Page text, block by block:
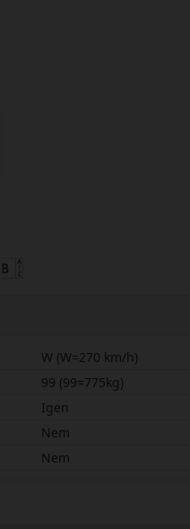
W (W=270 km/h)
99 (99=775kg)
Igen
Nem
Nem